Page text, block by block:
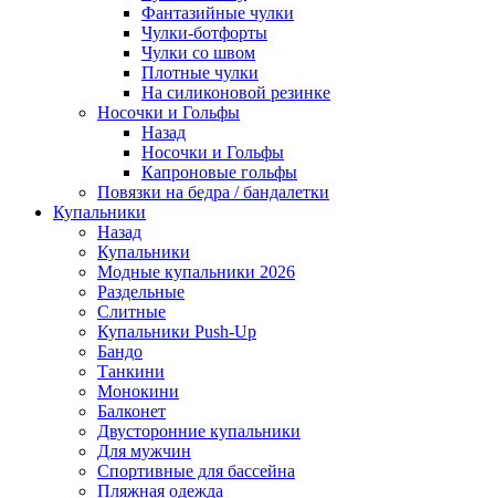
Фантазийные чулки
Чулки-ботфорты
Чулки со швом
Плотные чулки
На силиконовой резинке
Носочки и Гольфы
Назад
Носочки и Гольфы
Капроновые гольфы
Повязки на бедра / бандалетки
Купальники
Назад
Купальники
Модные купальники 2026
Раздельные
Слитные
Купальники Push-Up
Бандо
Танкини
Монокини
Балконет
Двусторонние купальники
Для мужчин
Спортивные для бассейна
Пляжная одежда